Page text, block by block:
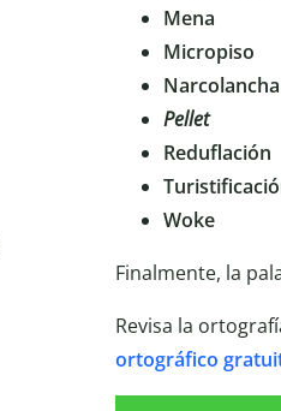
Mena
Micropiso
Narcolancha
Pellet
Reduflación
Woke
Finalmente, la
Revisa la
ortográfico